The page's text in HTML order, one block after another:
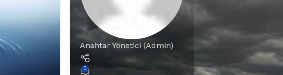
Anahtar Yönetici (Admin)
0